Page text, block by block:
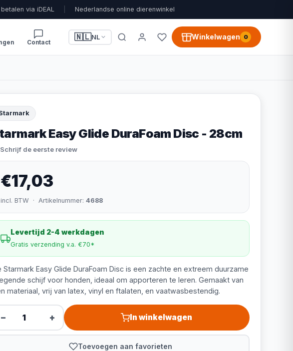
via iDEAL Nederlandse online dierenwinkel
Contact
🇳🇱NL Winkelwagen 0
Easy Glide DuraFoam Disc - 28cm
Schrijf de eerste review
€17,03
incl. BTW · Artikelnummer: 4688
Levertijd 2-4 werkdagen
Gratis verzending v.a. €70*
Starmark Easy Glide DuraFoam Disc is een zachte en extreem duurzame
schijf voor honden, ideaal om apporteren te leren. Gemaakt van
materiaal, vrij van latex, vinyl en ftalaten, en vaatwasbestendig.
− + In winkelwagen
Toevoegen aan favorieten